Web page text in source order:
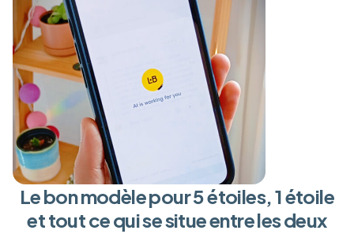
Le bon modèle pour 5 étoiles, 1 étoile
et tout ce qui se situe entre les deux